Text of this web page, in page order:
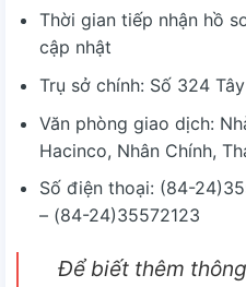
Thời gian tiếp nhận hồ
cập nhật
Trụ sở chính: Số 324
Văn phòng giao dịch:
Hacinco, Nhân Chính,
Số điện thoại: (84-
– (84-24)35572123
Để biết thêm